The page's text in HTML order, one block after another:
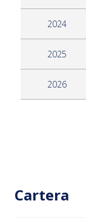
2024
2025
2026
Cartera